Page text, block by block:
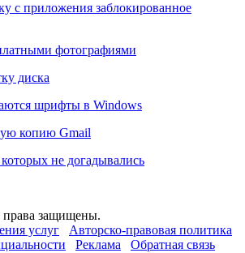
с приложения заблокированное
фотографиями
диска
шрифты в Windows
копию Gmail
не догадывались
защищены.
услуг
Авторско-правовая политика
Реклама Обратная связь